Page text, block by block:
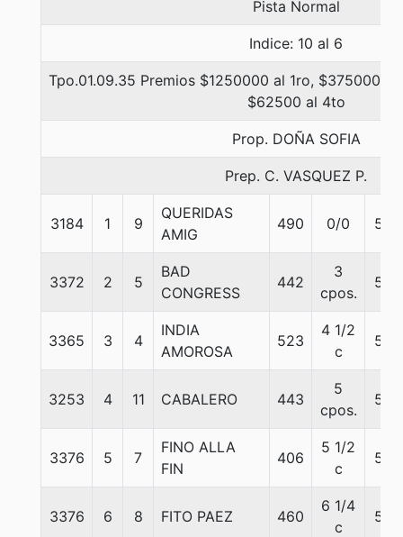
Pista Normal
Indice: 10 al 6
Tpo.01.09.35 Premios $1250000 al 1ro, $375000
$62500 al 4to
Prop. DOÑA SOFIA
Prep. C. VASQUEZ P.
3184 1 9
QUERIDAS
AMIG
490 0/0 57
3372 2 5
BAD
CONGRESS
442
3
cpos.
58
3365 3 4
INDIA
AMOROSA
523
4 1/2
c
56
3253 4 11 CABALERO 443
5
cpos.
54
3376 5 7
FINO ALLA
FIN
406
5 1/2
c
54
3376 6 8 FITO PAEZ 460
6 1/4
c
55